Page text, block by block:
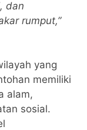
dan
rumput,”
yang
memiliki
alam,
sosial.